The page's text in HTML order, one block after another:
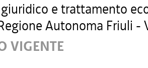
e trattamento
Autonoma Friuli -
VIGENTE